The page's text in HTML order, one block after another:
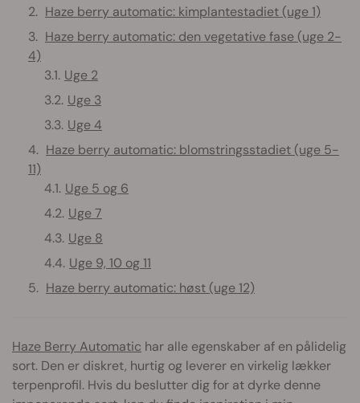
Haze berry automatic: kimplantestadiet (uge 1)
Haze berry automatic: den vegetative fase (uge 2-
4)
Uge 2
Uge 3
Uge 4
Haze berry automatic: blomstringsstadiet (uge 5-
11)
Uge 5 og 6
Uge 7
Uge 8
Uge 9, 10 og 11
Haze berry automatic: høst (uge 12)
Haze Berry Automatic har alle egenskaber af en pålidelig
sort. Den er diskret, hurtig og leverer en virkelig lækker
terpenprofil. Hvis du beslutter dig for at dyrke denne